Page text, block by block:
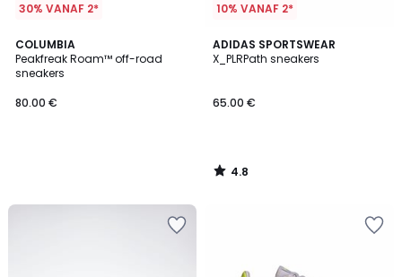
30% VANAF 2*
COLUMBIA
Peakfreak Roam™ off-road
sneakers
80.00 €
10% VANAF 2*
ADIDAS SPORTSWEAR
X_PLRPath sneakers
65.00 €
4.8
/ 5
4.8
/